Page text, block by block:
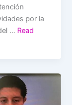
por la
… Read